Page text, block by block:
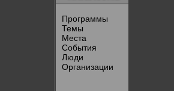
Программы
Темы
Места
События
Люди
Организации